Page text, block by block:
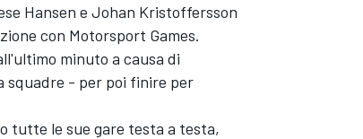
Hansen e Johan Kristoffersson
con Motorsport Games.
minuto a causa di
squadre - per poi finire per
tutte le sue gare testa a testa,